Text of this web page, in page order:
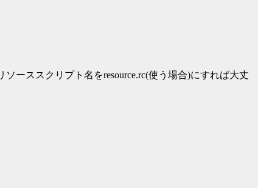
ーススクリプト名をresource.rc(使う場合)にすれば大丈